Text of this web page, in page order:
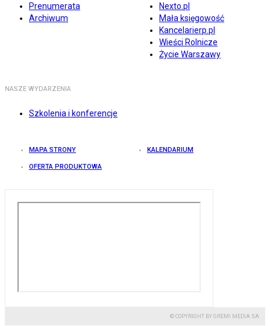
Prenumerata
Archiwum
Nexto.pl
Mała księgowość
Kancelarierp.pl
Wieści Rolnicze
Życie Warszawy
NASZE WYDARZENIA
Szkolenia i konferencje
MAPA STRONY KALENDARIUM
OFERTA PRODUKTOWA
© COPYRIGHT BY GREMI MEDIA SA